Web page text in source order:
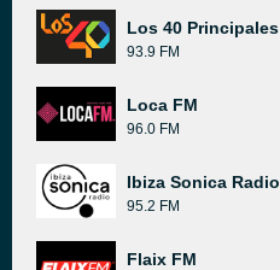
Los 40 Principales
93.9 FM
Loca FM
96.0 FM
Ibiza Sonica Radio
95.2 FM
Flaix FM